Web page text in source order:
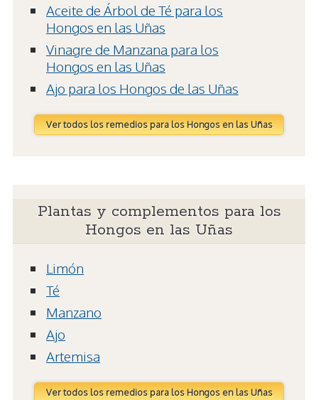
Aceite de Árbol de Té para los
Hongos en las Uñas
Vinagre de Manzana para los
Hongos en las Uñas
Ajo para los Hongos de las Uñas
Ver todos los remedios para los Hongos en las Uñas
Plantas y complementos para los
Hongos en las Uñas
Limón
Té
Manzano
Ajo
Artemisa
Ver todos los remedios para los Hongos en las Uñas